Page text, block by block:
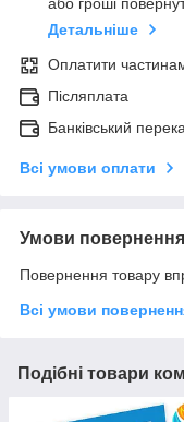
Детальніше
Оплатити
Післяплата
Банківський
Всі умови оплати
Умови повернення
Повернення товару
Всі умови
Подібні товари